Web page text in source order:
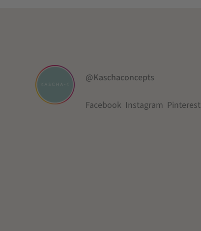
@Kaschaconcepts
Facebook Instagram Pinterest